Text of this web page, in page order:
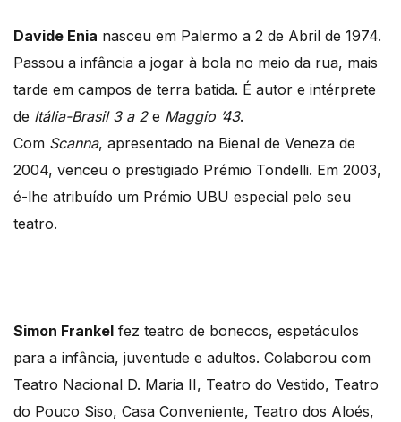
Davide Enia nasceu em Palermo a 2 de Abril de 1974.
Passou a infância a jogar à bola no meio da rua, mais
tarde em campos de terra batida. É autor e intérprete
de Itália-Brasil 3 a 2e Maggio ’43.
Com Scanna, apresentado na Bienal de Veneza de
2004, venceu o prestigiado Prémio Tondelli. Em 2003,
é-lhe atribuído um Prémio UBU especial pelo seu
teatro.
Simon Frankel fez teatro de bonecos, espetáculos
para a infância, juventude e adultos. Colaborou com
Teatro Nacional D. Maria II, Teatro do Vestido, Teatro
do Pouco Siso, Casa Conveniente, Teatro dos Aloés,